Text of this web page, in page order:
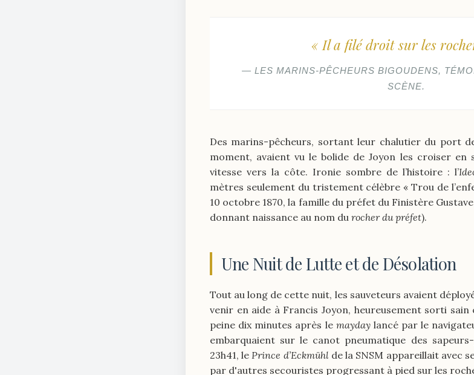
« Il a filé droit sur les
— LES MARINS-PÊCHEURS BIGOUDENS,
SCÈNE.
Des marins-pêcheurs, sortant leur chalutier du port
moment, avaient vu le bolide de Joyon les croiser en
vitesse vers la côte. Ironie sombre de l’histoire : l’
mètres seulement du tristement célèbre « Trou de
10 octobre 1870, la famille du préfet du Finistère
donnant naissance au nom du rocher du préfet).
Une Nuit de Lutte et de Désolation
Tout au long de cette nuit, les sauveteurs avaient
venir en aide à Francis Joyon, heureusement sorti
peine dix minutes après le maydaylancé par le
embarquaient sur le canot pneumatique des
23h41, lePrince d’Eckmühlde la SNSM appareillait avec
par d'autres secouristes progressant à pied sur les